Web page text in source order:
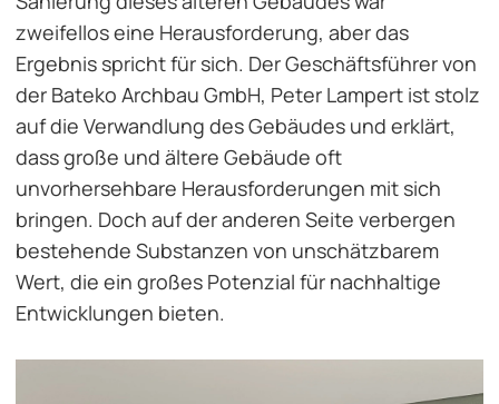
zweifellos eine Herausforderung, aber das
Ergebnis spricht für sich. Der Geschäftsführer von
der Bateko Archbau GmbH, Peter Lampert ist stolz
auf die Verwandlung des Gebäudes und erklärt,
dass große und ältere Gebäude oft
unvorhersehbare Herausforderungen mit sich
bringen. Doch auf der anderen Seite verbergen
bestehende Substanzen von unschätzbarem
Wert, die ein großes Potenzial für nachhaltige
Entwicklungen bieten.